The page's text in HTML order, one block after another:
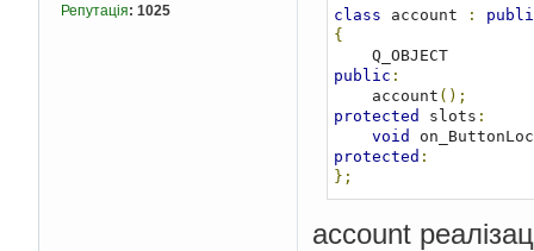
Репутація: 1025 class account :
{
    Q_OBJECT
public :
    account
();
protected
slots :
void
protected :
};
account